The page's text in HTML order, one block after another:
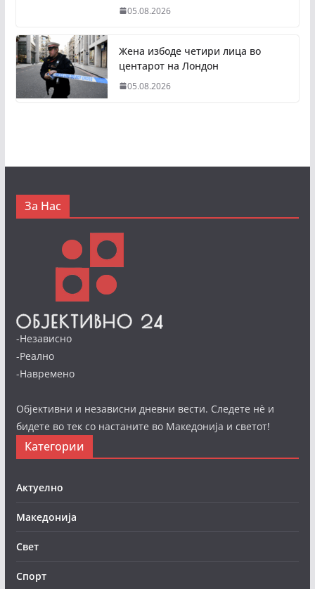
05.08.2026
Жена избоде четири лица во
центарот на Лондон
05.08.2026
За Нас
-Независно
-Реално
-Навремено
Објективни и независни дневни вести. Следете нè и
бидете во тек со настаните во Македонија и светот!
Категории
Актуелно
Македонија
Свет
Спорт